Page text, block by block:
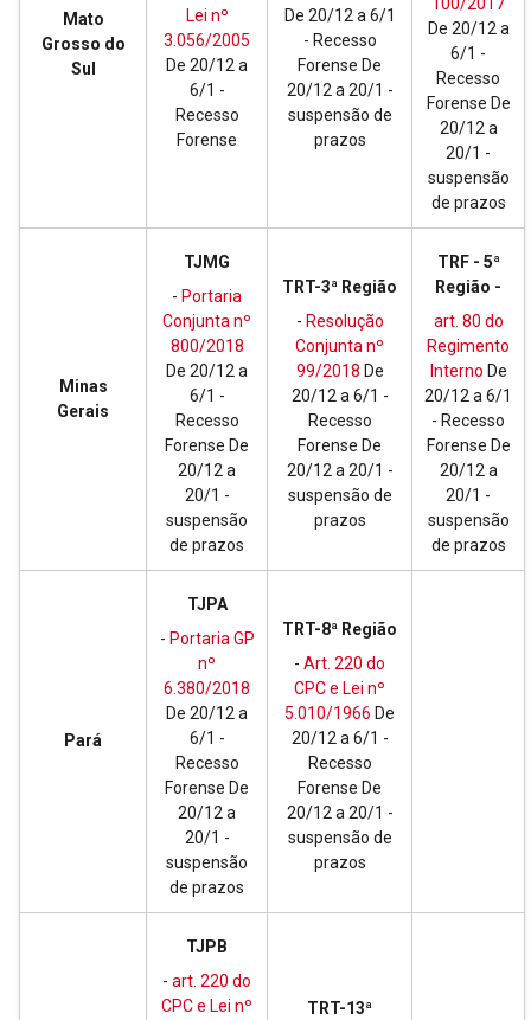
Mato
Grosso do
Sul
Lei nº
3.056/2005
De 20/12 a
6/1 -
Recesso
Forense
De 20/12 a 6/1
- Recesso
Forense De
20/12 a 20/1 -
suspensão de
prazos
De 20/12 a
6/1 -
Recesso
Forense De
20/12 a
20/1 -
suspensão
de prazos
Minas
Gerais
TJMG
- Portaria
Conjunta nº
800/2018
De 20/12 a
6/1 -
Recesso
Forense De
20/12 a
20/1 -
suspensão
de prazos
TRT-3ª Região
- Resolução
Conjunta nº
99/2018 De
20/12 a 6/1 -
Recesso
Forense De
20/12 a 20/1 -
suspensão de
prazos
TRF - 5ª
Região -
art. 80 do
Regimento
Interno De
20/12 a 6/1
- Recesso
Forense De
20/12 a
20/1 -
suspensão
de prazos
Pará
TJPA
- Portaria GP
nº
6.380/2018
De 20/12 a
6/1 -
Recesso
Forense De
20/12 a
20/1 -
suspensão
de prazos
TRT-8ª Região
- Art. 220 do
CPC e Lei nº
5.010/1966 De
20/12 a 6/1 -
Recesso
Forense De
20/12 a 20/1 -
suspensão de
prazos
TJPB
- art. 220 do
CPC e Lei nº
TRT-13ª